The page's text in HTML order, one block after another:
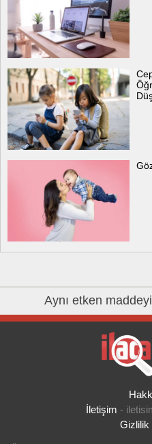
Aynı etken
İletişim -
Gizlilik